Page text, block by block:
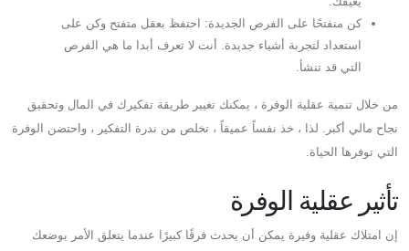
كن منفتحًا على الفرص الجديدة: احتفظ بعقل متفتح وكن على
استعداد لتجربة أشياء جديدة. أنت لا تعرف أبدا ما هي الفرص
التي قد تنشأ.
من خلال تنمية عقلية الوفرة ، يمكنك تغيير طريقة تفكيرك في المال وتحقيق
نجاح مالي أكبر. لذا ، خذ نفساً عميقاً ، تخلص من ندرة التفكير ، واحتضن الوفرة
التي توفرها الحياة.
تأثير عقلية الوفرة
إن امتلاك عقلية وفيرة يمكن أن يحدث فرقًا كبيرًا عندما يتعلق الأمر بوضعك